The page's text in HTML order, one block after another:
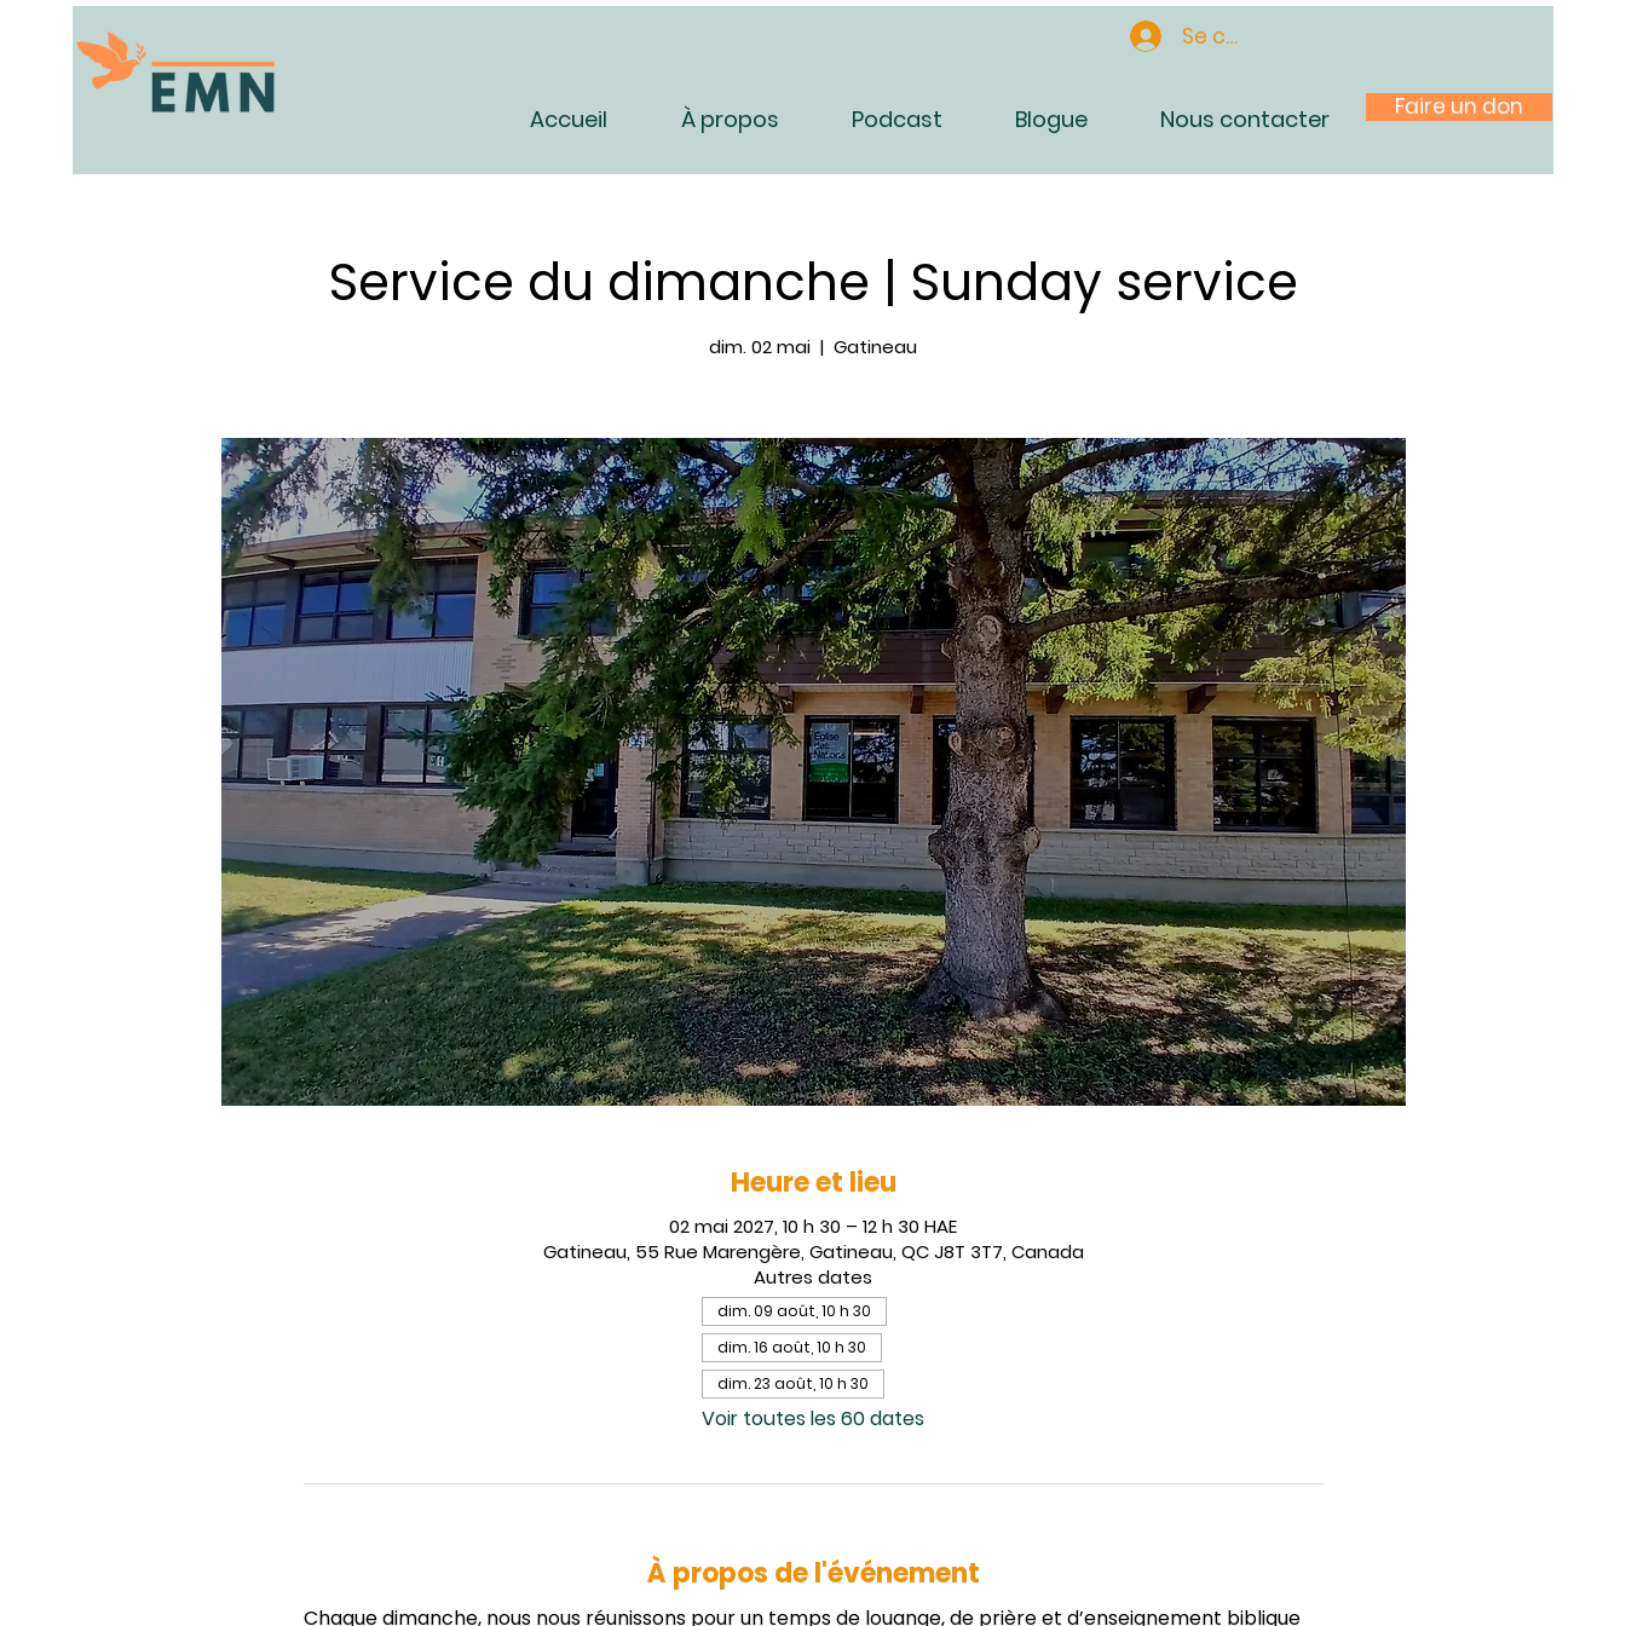
Se connecter
Accueil À propos Podcast Blogue Nous contacter Faire un don
Service du dimanche | Sunday service
dim. 02 mai
  |
Gatineau
Heure et lieu
02 mai 2027, 10 h 30 – 12 h 30 HAE
Gatineau, 55 Rue Marengère, Gatineau, QC J8T 3T7, Canada
Autres dates
dim. 09 août, 10 h 30
dim. 16 août, 10 h 30
dim. 23 août, 10 h 30
Voir toutes les 60 dates
À propos de l'événement
Chaque dimanche, nous nous réunissons pour un temps de louange, de prière et d’enseignement biblique